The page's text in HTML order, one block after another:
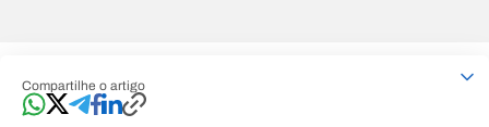
Compartilhe o artigo
Developed by Designed by